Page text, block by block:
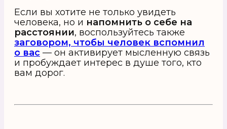
Если вы хотите не только увидеть
человека, но и напомнить о себе на
расстоянии, воспользуйтесь также
заговором, чтобы человек вспомнил
о вас — он активирует мысленную связь
и пробуждает интерес в душе того, кто
вам дорог.